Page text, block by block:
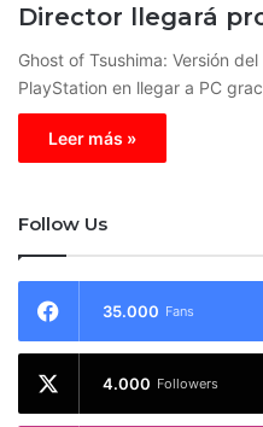
Director llegará
Ghost of Tsushima: Versión
PlayStation en llegar a PC
Leer más »
Follow Us
35.000 Fans
4.000 Followers